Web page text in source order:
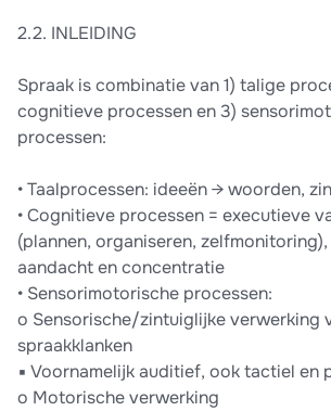
2.2. INLEIDING
Spraak is combinatie van 1) talige
cognitieve processen en 3)
processen:
• Taalprocessen: ideeën → woorden,
• Cognitieve processen = executieve
(plannen, organiseren,
aandacht en concentratie
• Sensorimotorische processen:
o Sensorische/zintuiglijke verwerking
spraakklanken
▪ Voornamelijk auditief, ook tactiel
o Motorische verwerking